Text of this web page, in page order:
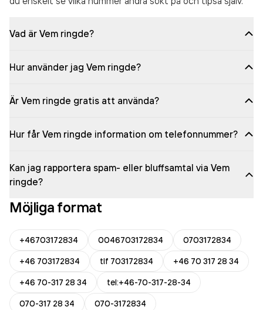
Vad är Vem ringde?
Hur använder jag Vem ringde?
Är Vem ringde gratis att använda?
Hur får Vem ringde information om telefonnummer?
Kan jag rapportera spam- eller bluffsamtal via Vem
ringde?
Möjliga format
+46703172834 0046703172834
0703172834
+46 703172834
tlf 703172834
+46 70 317 28 34
+46 70-317 28 34
tel:+46-70-317-28-34
070-317 28 34
070-3172834